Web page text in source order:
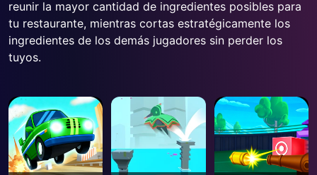
reunir la mayor cantidad de ingredientes posibles para
tu restaurante, mientras cortas estratégicamente los
ingredientes de los demás jugadores sin perder los
tuyos.